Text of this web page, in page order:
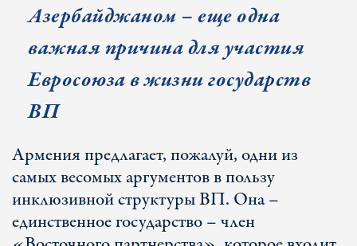
Азербайджаном – еще одна
важная причина для участия
Евросоюза в жизни государств
ВП
Армения предлагает, пожалуй, одни из
самых весомых аргументов в пользу
инклюзивной структуры ВП. Она –
единственное государство – член